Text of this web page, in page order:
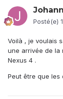
Posté(e)
Voilà , je voulais
une arrivée de la
Nexus 4 .
Peut être que les